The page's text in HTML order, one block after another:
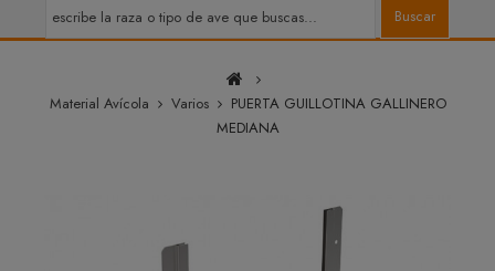
Buscar
Material Avícola Varios
PUERTA GUILLOTINA GALLINERO
MEDIANA